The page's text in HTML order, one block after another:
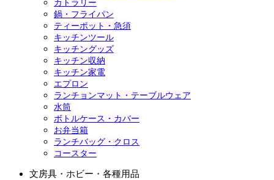
カトラリー
鍋・フライパン
ティーポット・急須
キッチンツール
キッチングッズ
キッチン収納
キッチン家電
エプロン
ランチョンマット・テーブルウェア
水筒
ボトルケース・カバー
お弁当箱
ランチバッグ・クロス
コースター
文房具・ホビー・各種用品